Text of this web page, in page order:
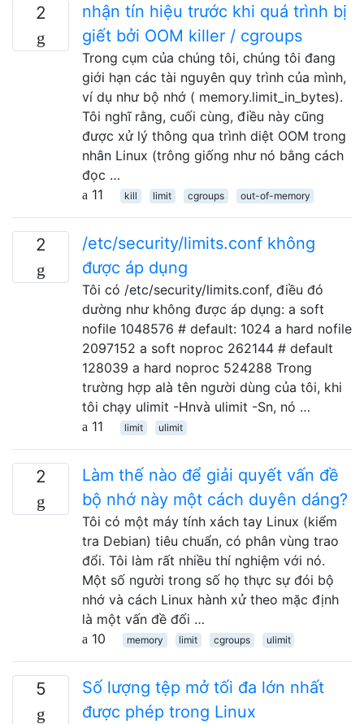
2
nhận tín hiệu trước khi quá trình bị
giết bởi OOM killer / cgroups
Trong cụm của chúng tôi, chúng tôi đang
giới hạn các tài nguyên quy trình của mình,
ví dụ như bộ nhớ ( memory.limit_in_bytes).
Tôi nghĩ rằng, cuối cùng, điều này cũng
được xử lý thông qua trình diệt OOM trong
nhân Linux (trông giống như nó bằng cách
đọc …
11
kill limit cgroups out-of-memory
2
/etc/security/limits.conf không
được áp dụng
Tôi có /etc/security/limits.conf, điều đó
dường như không được áp dụng: a soft
nofile 1048576 # default: 1024 a hard nofile
2097152 a soft noproc 262144 # default
128039 a hard noproc 524288 Trong
trường hợp alà tên người dùng của tôi, khi
tôi chạy ulimit -Hnvà ulimit -Sn, nó …
11
limit ulimit
2
Làm thế nào để giải quyết vấn đề
bộ nhớ này một cách duyên dáng?
Tôi có một máy tính xách tay Linux (kiểm
tra Debian) tiêu chuẩn, có phân vùng trao
đổi. Tôi làm rất nhiều thí nghiệm với nó.
Một số người trong số họ thực sự đói bộ
nhớ và cách Linux hành xử theo mặc định
là một vấn đề đối …
10
memory limit cgroups ulimit
5
Số lượng tệp mở tối đa lớn nhất
được phép trong Linux